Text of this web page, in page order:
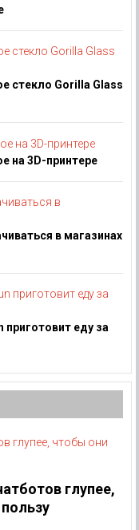
стекло Gorilla Glass
на 3D-принтере
в магазинах
приготовит еду за
глупее,